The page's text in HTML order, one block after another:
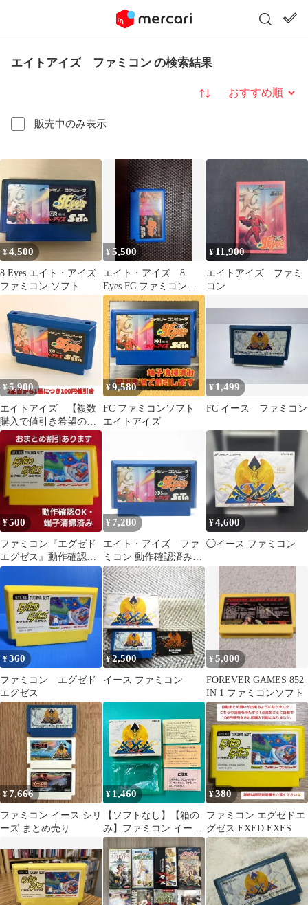
エイトアイズ ファミコン の検索結果
販売中のみ表示
並び替え
¥4,500
8 Eyes エイト・アイズ
ファミコン ソフト
¥5,500
エイト・アイズ 8
Eyes FC ファミコンソ
フト
¥ 11,900
エイトアイズ ファミ
コン
¥5,900
エイトアイズ 【複数
購入で値引き希望の方
は購入前に質問でコメ
ントください】【ファ
ミコン】【箱説なし】
¥9,580
FC ファミコンソフト
エイトアイズ
¥1,499
FC イース ファミコン
¥500
ファミコン『エグゼド
エグゼス』動作確認Ｏ
Ｋ・端子とカセットは
丁寧に清掃済み
¥ 7,280
エイト・アイズ ファ
ミコン 動作確認済み
FC
¥4,600
◯イース ファミコン
¥360
ファミコン エグゼド
エグゼス
¥2,500
イース ファミコン
¥5,000
FOREVER GAMES 852
IN 1 ファミコンソフト
¥7,666
ファミコン イース シリ
ーズ まとめ売り
¥ 1,460
【ソフトなし】【箱の
み】ファミコン イース
YS 日本ファルコム FC
¥380
ファミコン エグゼドエ
グゼス EXED EXES